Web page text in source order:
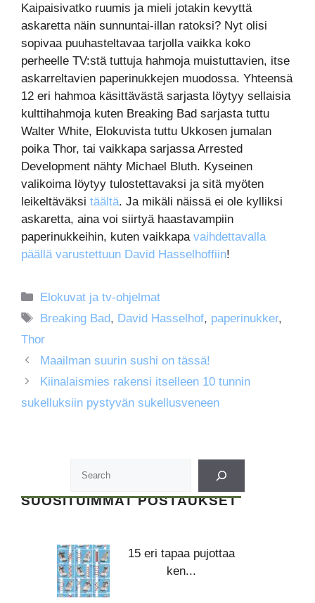
Kaipaisivatko ruumis ja mieli jotakin kevyttä
askaretta näin sunnuntai-illan ratoksi? Nyt olisi
sopivaa puuhasteltavaa tarjolla vaikka koko
perheelle TV:stä tuttuja hahmoja muistuttavien, itse
askarreltavien paperinukkejen muodossa. Yhteensä
12 eri hahmoa käsittävästä sarjasta löytyy sellaisia
kulttihahmoja kuten Breaking Bad sarjasta tuttu
Walter White, Elokuvista tuttu Ukkosen jumalan
poika Thor, tai vaikkapa sarjassa Arrested
Development nähty Michael Bluth. Kyseinen
valikoima löytyy tulostettavaksi ja sitä myöten
leikeltäväksi täältä. Ja mikäli näissä ei ole kylliksi
askaretta, aina voi siirtyä haastavampiin
paperinukkeihin, kuten vaikkapa vaihdettavalla
päällä varustettuun David Hasselhoffiin!
Kategoriat
Elokuvat ja tv-ohjelmat
Avainsanat
Breaking Bad, David Hasselhof, paperinukker,
Thor
Maailman suurin sushi on tässä!
Kiinalaismies rakensi itselleen 10 tunnin
sukelluksiin pystyvän sukellusveneen
SUOSITUIMMAT POSTAUKSET
15 eri tapaa pujottaa
ken...